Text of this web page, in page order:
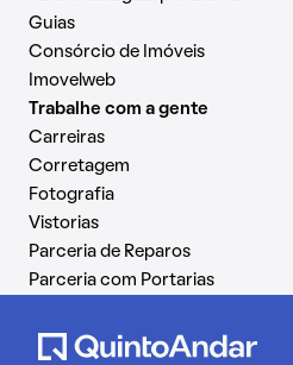
Guias
Consórcio de Imóveis
Imovelweb
Trabalhe com a gente
Carreiras
Corretagem
Fotografia
Vistorias
Parceria de Reparos
Parceria com Portarias